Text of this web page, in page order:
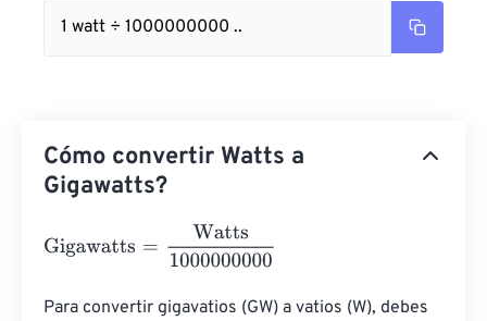
1 watt ÷ 1000000000 ..
Cómo convertir Watts a
Gigawatts?
Gigawatts = 1000000000
Para convertir gigavatios (GW) a vatios (W), debes